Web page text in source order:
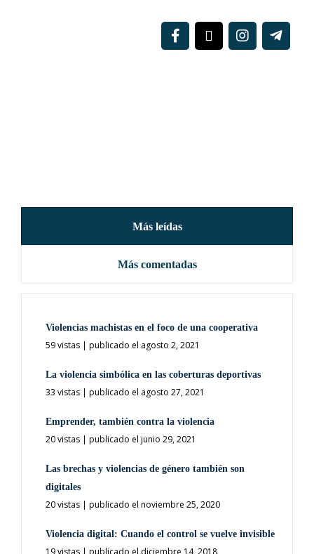
Más leídas
Más comentadas
Violencias machistas en el foco de una cooperativa
59 vistas | publicado el agosto 2, 2021
La violencia simbólica en las coberturas deportivas
33 vistas | publicado el agosto 27, 2021
Emprender, también contra la violencia
20 vistas | publicado el junio 29, 2021
Las brechas y violencias de género también son
digitales
20 vistas | publicado el noviembre 25, 2020
Violencia digital: Cuando el control se vuelve invisible
19 vistas | publicado el diciembre 14, 2018